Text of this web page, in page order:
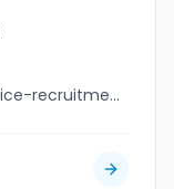
linkedin.com/company/colin-price-recruitment-services